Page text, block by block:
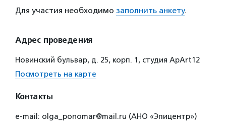
Для участия необходимо заполнить анкету.
Адрес проведения
Новинский бульвар, д. 25, корп. 1, студия ApArt12
Посмотреть на карте
Контакты
e-mail: olga_ponomar@mail.ru (АНО «Эпицентр»)